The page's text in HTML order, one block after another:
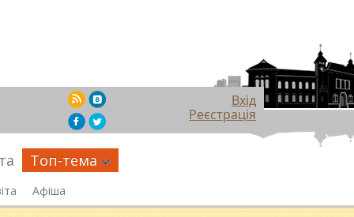
Вхід
Реєстрація
Топ-тема
Афіша